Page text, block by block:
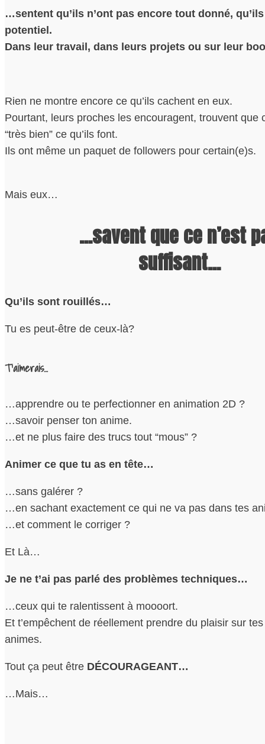
…sentent qu’ils n’ont pas encore tout donné,
potentiel.
Dans leur travail, dans leurs projets ou sur leur
Rien ne montre encore ce qu’ils cachent en eux.
Pourtant, leurs proches les encouragent, trouvent que
“très bien” ce qu’ils font.
Ils ont même un paquet de followers pour certain(e)s.
Mais eux…
…savent que ce n’est
suffisant…
Qu’ils sont rouillés…
Tu es peut-être de ceux-là?
T’aimerais…
…apprendre ou te perfectionner en animation 2D ?
…savoir penser ton anime.
…et ne plus faire des trucs tout “mous” ?
Animer ce que tu as en tête…
…sans galérer ?
…en sachant exactement ce qui ne va pas dans tes
…et comment le corriger ?
Et Là…
Je ne t’ai pas parlé des problèmes techniques…
…ceux qui te ralentissent à moooort.
Et t’empêchent de réellement prendre du plaisir sur tes
animes.
Tout ça peut être DÉCOURAGEANT…
…Mais…